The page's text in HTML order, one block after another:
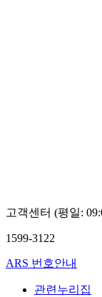
고객센터 (평일:
1599-3122
ARS 번호안내
관련누리집